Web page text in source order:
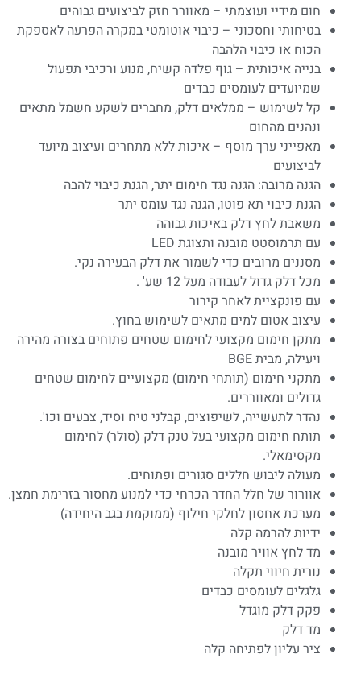
חום מידיי ועוצמתי – מאוורר חזק לביצועים גבוהים
בטיחותי וחסכוני – כיבוי אוטומטי במקרה הפרעה לאספקת
הכוח או כיבוי הלהבה
בנייה איכותית – גוף פלדה קשיח, מנוע ורכיבי תפעול
שמיועדים לעומסים כבדים
קל לשימוש – ממלאים דלק, מחברים לשקע חשמל מתאים
ונהנים מהחום
מאפייני ערך מוסף – איכות ללא מתחרים ועיצוב מיועד
לביצועים
הגנה מרובה: הגנה נגד חימום יתר, הגנת כיבוי להבה
הגנת כיבוי תא פוטו, הגנה נגד עומס יתר
משאבת לחץ דלק באיכות גבוהה
עם תרמוסטט מובנה ותצוגת LED
מסננים מרובים כדי לשמור את דלק הבעירה נקי.
מכל דלק גדול לעבודה מעל 12 שע' .
עם פונקציית לאחר קירור
עיצוב אטום למים מתאים לשימוש בחוץ.
מתקן חימום מקצועי לחימום שטחים פתוחים בצורה מהירה
ויעילה, מבית BGE
מתקני חימום (תותחי חימום) מקצועיים לחימום שטחים
גדולים ומאווררים.
נהדר לתעשייה, לשיפוצים, קבלני טיח וסיד, צבעים וכו'.
תותח חימום מקצועי בעל טנק דלק (סולר) לחימום
מקסימאלי.
מעולה ליבוש חללים סגורים ופתוחים.
אוורור של חלל החדר הכרחי כדי למנוע מחסור בזרימת חמצן.
מערכת אחסון לחלקי חילוף (ממוקמת בגב היחידה)
ידיות להרמה קלה
מד לחץ אוויר מובנה
נורית חיווי תקלה
גלגלים לעומסים כבדים
פקק דלק מוגדל
מד דלק
ציר עליון לפתיחה קלה